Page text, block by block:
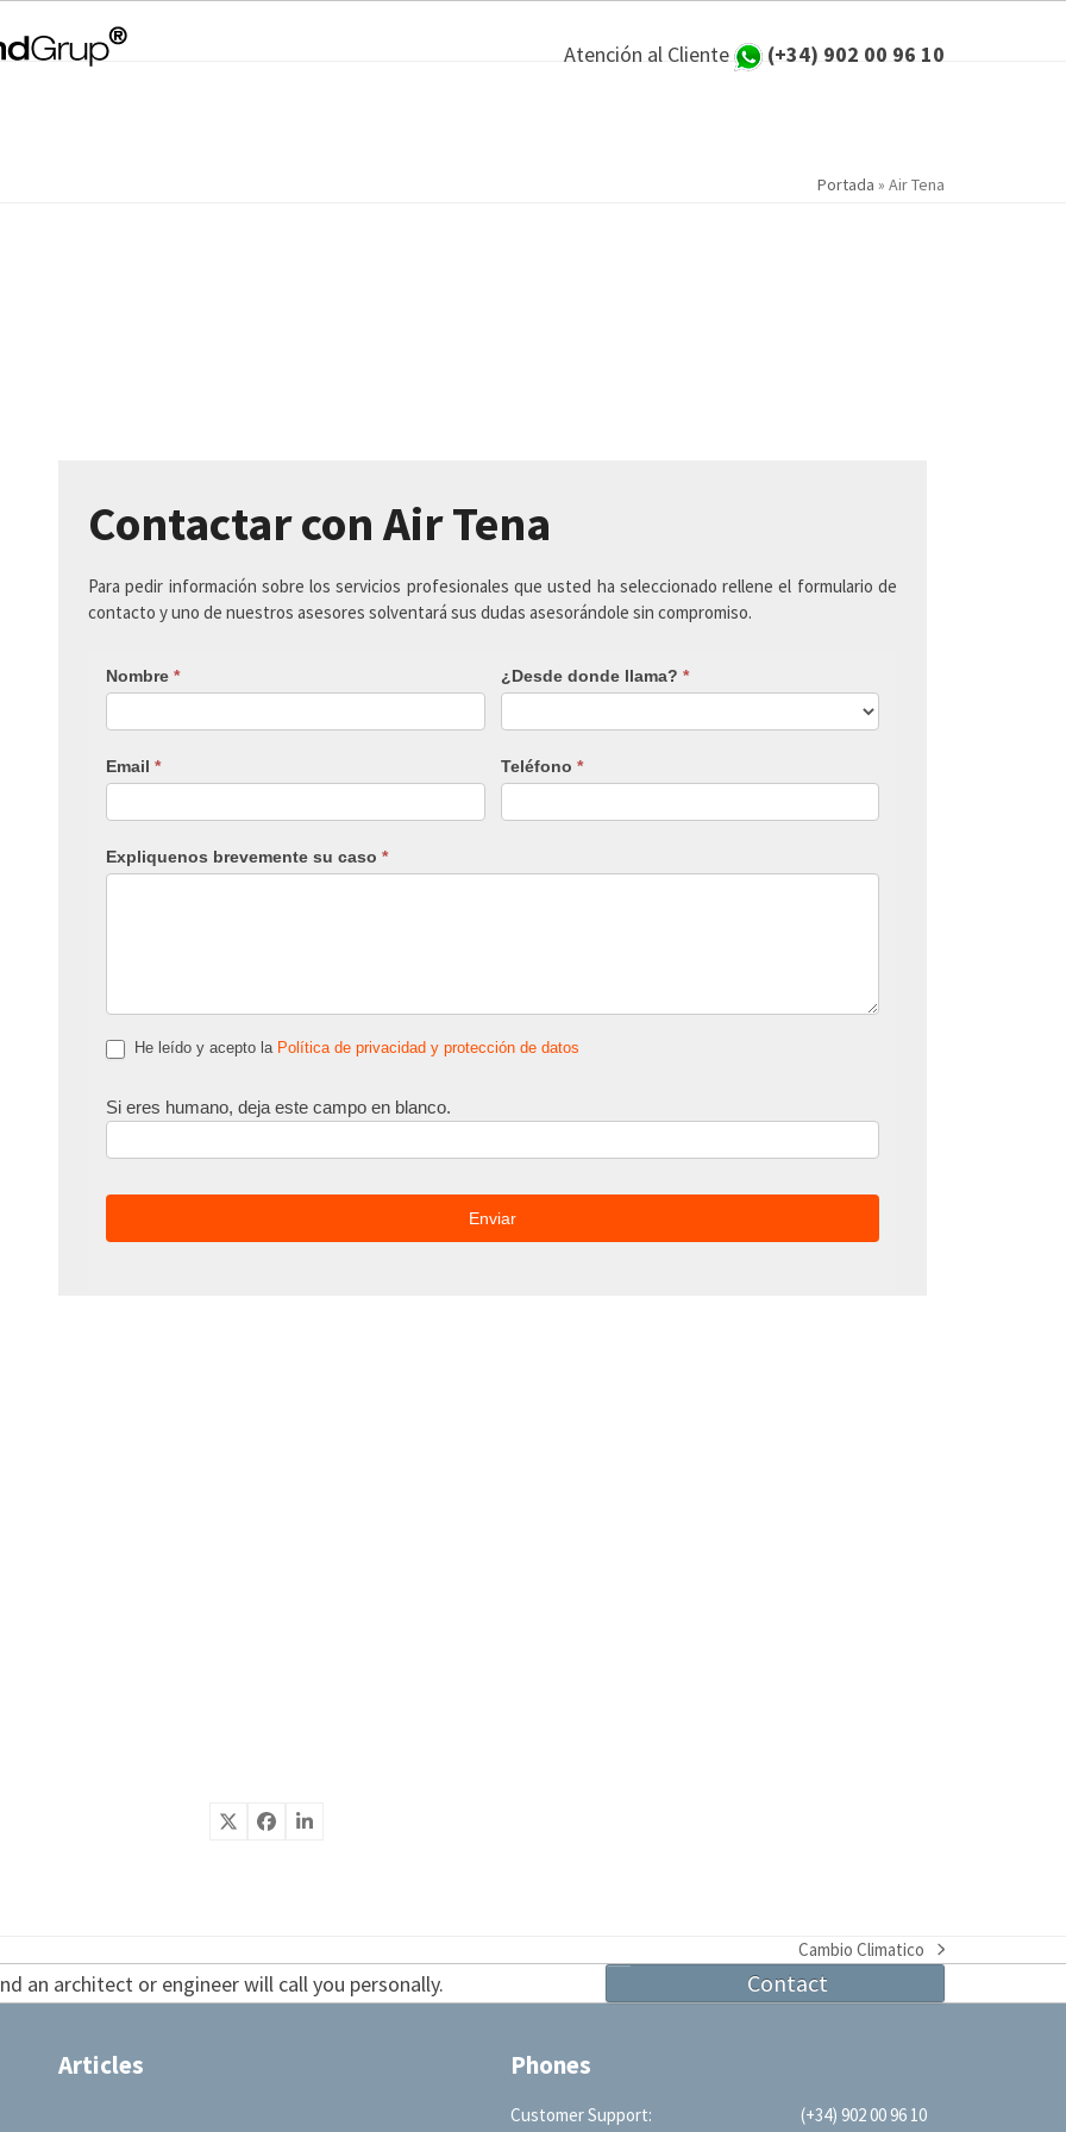
Atención al Cliente (+34) 902 00 96 10
Portada » Air Tena
Contactar con Air Tena
Para pedir información sobre los servicios profesionales que usted ha seleccionado rellene el formulario de
contacto y uno de nuestros asesores solventará sus dudas asesorándole sin compromiso.
Nombre * ¿Desde donde llama? *
Email * Teléfono *
Expliquenos brevemente su caso *
He leído y acepto la Política de privacidad y protección de datos
Si eres humano, deja este campo en blanco.
next
post:
Cambio Climatico
an architect or engineer will call you personally. Contact
Articles Phones
Customer Support:
(+34) 902 00 96 10